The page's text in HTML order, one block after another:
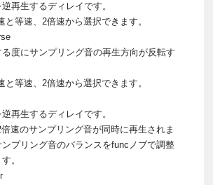
再生するディレイです。
と等速、2倍速から選択できます。
度にサンプリング音の再生方向が反転す
と等速、2倍速から選択できます。
再生するディレイです。
速のサンプリング音が同時に再生されま
プリング音のバランスをfuncノブで調整
。